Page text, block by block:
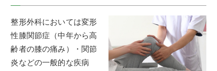
整形外科においては変形
性膝関節症（中年から高
齢者の膝の痛み）・関節
炎などの一般的な疾病